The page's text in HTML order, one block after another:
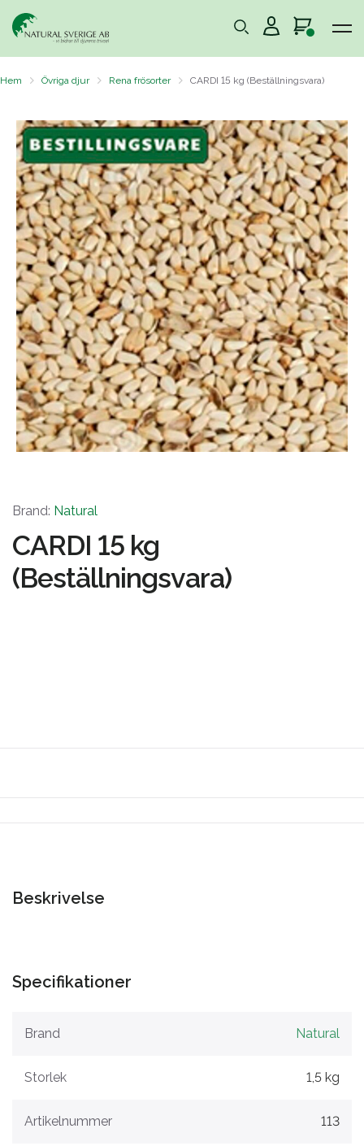
Hem Övriga djur Rena frösorter CARDI 15 kg (Beställningsvara)
Brand: Natural
CARDI 15 kg
(Beställningsvara)
Beskrivelse
Specifikationer
Brand Natural
Storlek 1,5 kg
Artikelnummer 113